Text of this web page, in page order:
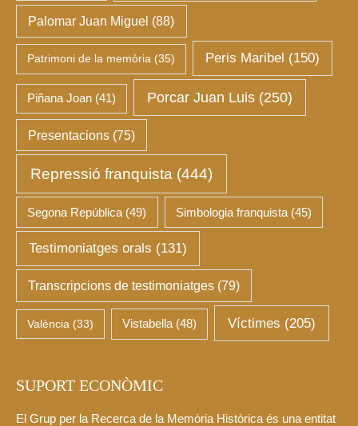
Palomar Juan Miguel (88)
Patrimoni de la memòria(35) Peris Maribel (150)
Piñana Joan (41) Porcar Juan Luis (250)
Presentacions (75)
Repressió franquista (444)
Segona República (49) Simbologia franquista (45)
Testimoniatges orals (131)
Transcripcions de testimoniatges (79)
València(33) Vistabella(48) Víctimes (205)
SUPORT ECONÒMIC
El Grup per la Recerca de la Memòria Històrica és una entitat